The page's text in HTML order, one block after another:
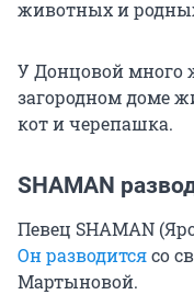
животных и
У Донцовой много
загородном доме
кот и черепашка.
SHAMAN
Певец SHAMAN
Он разводитсясо
Мартыновой.